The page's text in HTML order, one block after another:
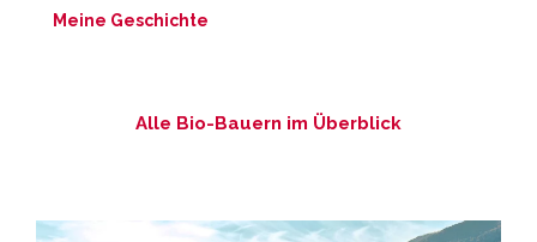
Meine Geschichte
Alle Bio-Bauern im Überblick